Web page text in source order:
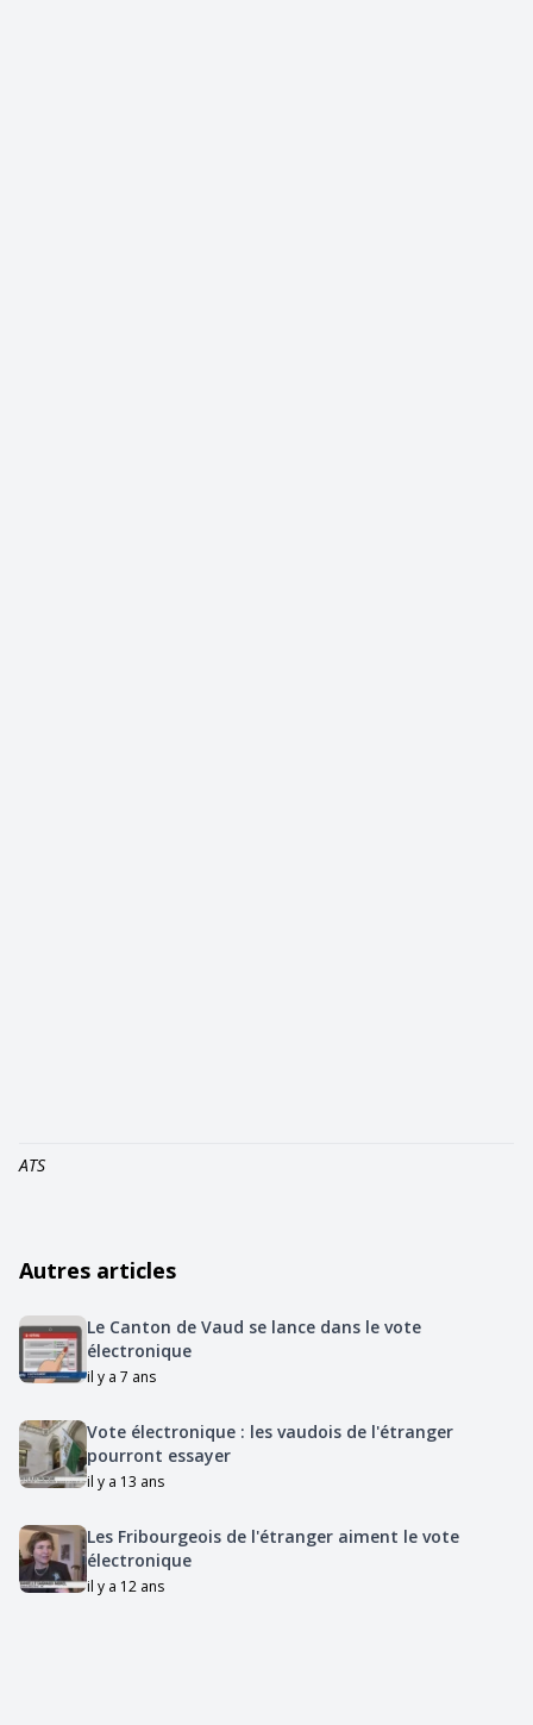
ATS
Autres articles
Le Canton de Vaud se lance dans le vote
électronique
il y a 7 ans
Vote électronique : les vaudois de l'étranger
pourront essayer
il y a 13 ans
Les Fribourgeois de l'étranger aiment le vote
électronique
il y a 12 ans